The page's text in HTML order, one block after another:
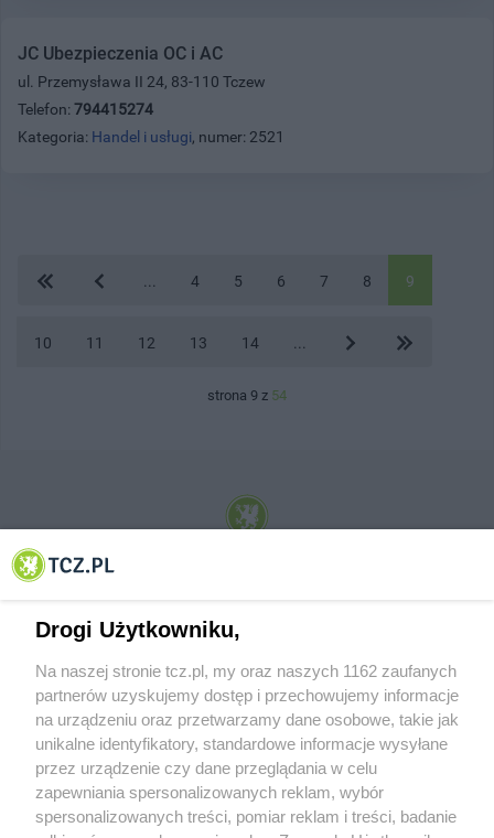
JC Ubezpieczenia OC i AC
ul. Przemysława II 24, 83-110 Tczew
Telefon: 794415274
Kategoria: Handel i usługi, numer: 2521
4 5 6 7 8 9
10 11 12 13 14
strona 9 z 54
© 2001-2026 Tczew - TCZ.PL Sp. z o.o. Internetowy Serwis Informacyjny Miasta
O FIRMIE POLITYKA PRYWATNOŚCI HOSTING
Drogi Użytkowniku,
Na naszej stronie tcz.pl, my oraz naszych 1162 zaufanych
partnerów uzyskujemy dostęp i przechowujemy informacje
na urządzeniu oraz przetwarzamy dane osobowe, takie jak
unikalne identyfikatory, standardowe informacje wysyłane
przez urządzenie czy dane przeglądania w celu
zapewniania spersonalizowanych reklam, wybór
spersonalizowanych treści, pomiar reklam i treści, badanie